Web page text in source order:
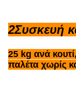
2Συσκευή
25 kg ανά
παλέτα χωρίς